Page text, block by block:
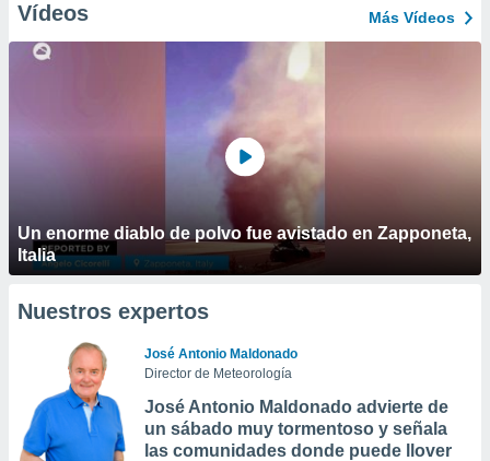
Vídeos Más Vídeos
Un enorme diablo de polvo fue avistado en Zapponeta,
Italia
Nuestros expertos
José Antonio Maldonado
Director de Meteorología
José Antonio Maldonado advierte de
un sábado muy tormentoso y señala
las comunidades donde puede llover